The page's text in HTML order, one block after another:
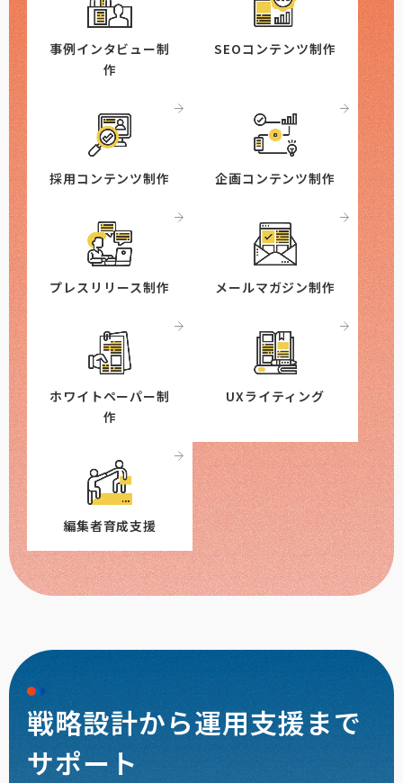
事例インタビュー制
作
SEOコンテンツ制作
採用コンテンツ制作 企画コンテンツ制作
プレスリリース制作 メールマガジン制作
ホワイトペーパー制
作
UXライティング
編集者育成支援
戦略設計から運用支援まで
サポート